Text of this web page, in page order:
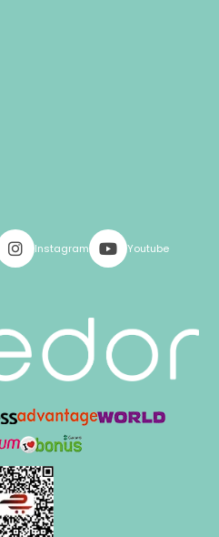
Instagram Youtube